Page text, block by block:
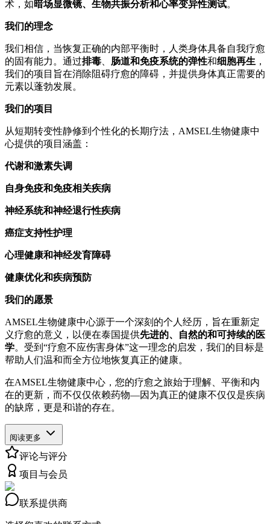
术，如暗场显微镜、生物共振分析和心率变异性测试。
我们的理念
我们相信，当恢复正确的内部平衡时，人类身体具备自我疗愈
的固有能力。通过排毒 肠道和免疫系统的弹性和细胞再生 ，
我们的项目旨在消除阻碍疗愈的障碍，并提供身体真正需要的
元素以蓬勃发展。
我们的项目
从短期转变性静修到个性化的长期疗法，AMSEL生物健康中
心提供的项目涵盖：
代谢和激素失调
自身免疫和免疫相关疾病
神经系统和神经退行性疾病
癌症支持性护理
心理健康和神经发育障碍
健康优化和疾病预防
我们的愿景
AMSEL生物健康中心源于一个深刻的个人经历，旨在重新定
义疗愈的意义，以便在泰国提供先进的、自然的和可持续的医
学。受到“疗愈不应伤害身体”这一理念的启发，我们的目标是
帮助人们温和而全方位地恢复真正的健康。
在AMSEL生物健康中心，您的疗愈之旅始于理解、平衡和内
在的更新，而不仅仅依赖药物—因为真正的健康不仅仅是疾病
的缺席，更是和谐的存在。
阅读更多
评论与评分
项目与会员
联系提供商